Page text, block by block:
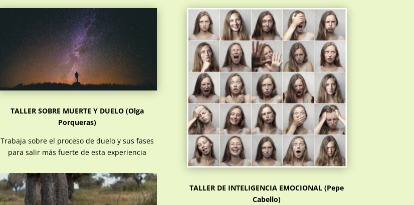
TALLER SOBRE MUERTE Y DUELO (Olga
Porqueras)
Trabaja sobre el proceso de duelo y sus fases
para salir más fuerte de esta experiencia
TALLER DE INTELIGENCIA EMOCIONAL (Pepe
Cabello)